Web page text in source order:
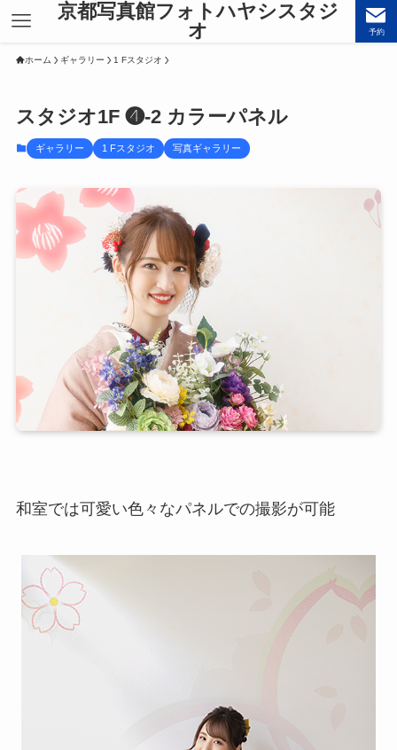
京都写真館フォトハヤシスタジ
オ
予約
ホーム ギャラリー 1 Fスタジオ
スタジオ1F ❹-2 カラーパネル
ギャラリー 1 Fスタジオ 写真ギャラリー
和室では可愛い色々なパネルでの撮影が可能